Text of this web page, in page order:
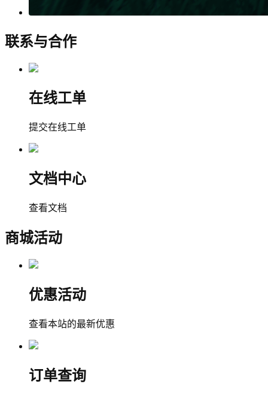
联系与合作
在线工单
提交在线工单
文档中心
查看文档
商城活动
优惠活动
查看本站的最新优惠
订单查询